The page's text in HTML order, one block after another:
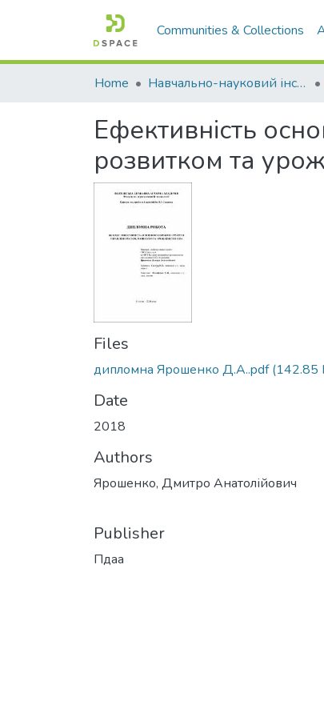
Communities & Collections
Home Навчально-науковий інститут агротехнологій, селекції та екології
Ефективність
розвитком та
Files
дипломна Ярошенко Д.А..pdf(142.85
Date
2018
Authors
Ярошенко, Дмитро Анатолійович
Publisher
Пдаа